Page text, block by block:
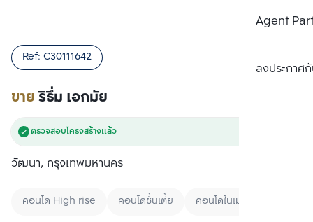
Agent
ลงประกาศกั
ขายริธึ่ม เอกมัย
Ref: C30111642
ตรวจสอบโครงสร้างแล้ว
วัฒนา, กรุงเทพมหานคร
คอนโด High rise คอนโดชั้นเตี้ย คอนโดในเมือง